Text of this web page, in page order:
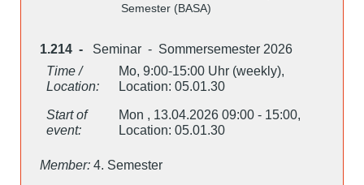
Semester (BASA)
1.214 -
Seminar - Sommersemester 2026
Time /
Location:
Mo, 9:00-15:00 Uhr (weekly),
Location: 05.01.30
Start of
event:
Mon , 13.04.2026 09:00 - 15:00,
Location: 05.01.30
Member: 4. Semester